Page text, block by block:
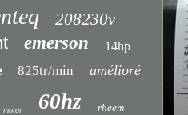
208230v
emerson 14hp
825tr/min amélioré
motor 60hz rheem